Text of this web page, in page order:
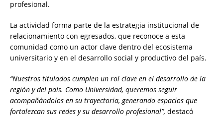
profesional.
La actividad forma parte de la estrategia institucional de
relacionamiento con egresados, que reconoce a esta
comunidad como un actor clave dentro del ecosistema
universitario y en el desarrollo social y productivo del país.
“Nuestros titulados cumplen un rol clave en el desarrollo de la
región y del país. Como Universidad, queremos seguir
acompañándolos en su trayectoria, generando espacios que
fortalezcan sus redes y su desarrollo profesional”, destacó